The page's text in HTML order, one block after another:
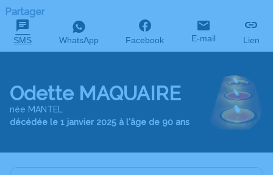
Partager
SMS WhatsApp Facebook E-mail Lien
Odette MAQUAIRE
née MANTEL
décédée le 1 janvier 2025 à l'âge de 90 ans